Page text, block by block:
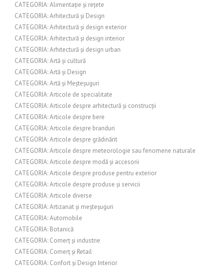
CATEGORIA: Alimentație și rețete
CATEGORIA: Arhitectură și Design
CATEGORIA: Arhitectură și design exterior
CATEGORIA: Arhitectură și design interior
CATEGORIA: Arhitectură și design urban
CATEGORIA: Artă și cultură
CATEGORIA: Artă și Design
CATEGORIA: Artă și Meșteșuguri
CATEGORIA: Articole de specialitate
CATEGORIA: Articole despre arhitectură și construcții
CATEGORIA: Articole despre bere
CATEGORIA: Articole despre branduri
CATEGORIA: Articole despre grădinărit
CATEGORIA: Articole despre meteorologie sau fenomene naturale
CATEGORIA: Articole despre modă și accesorii
CATEGORIA: Articole despre produse pentru exterior
CATEGORIA: Articole despre produse și servicii
CATEGORIA: Articole diverse
CATEGORIA: Artizanat și meșteșuguri
CATEGORIA: Automobile
CATEGORIA: Botanică
CATEGORIA: Comerț și industrie
CATEGORIA: Comerț și Retail
CATEGORIA: Confort și Design Interior